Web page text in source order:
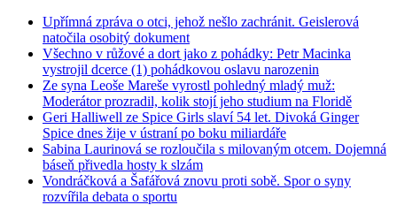
Upřímná zpráva o otci, jehož nešlo zachránit. Geislerová
natočila osobitý dokument
Všechno v růžové a dort jako z pohádky: Petr Macinka
vystrojil dcerce (1) pohádkovou oslavu narozenin
Ze syna Leoše Mareše vyrostl pohledný mladý muž:
Moderátor prozradil, kolik stojí jeho studium na Floridě
Geri Halliwell ze Spice Girls slaví 54 let. Divoká Ginger
Spice dnes žije v ústraní po boku miliardáře
Sabina Laurinová se rozloučila s milovaným otcem. Dojemná
báseň přivedla hosty k slzám
Vondráčková a Šafářová znovu proti sobě. Spor o syny
rozvířila debata o sportu